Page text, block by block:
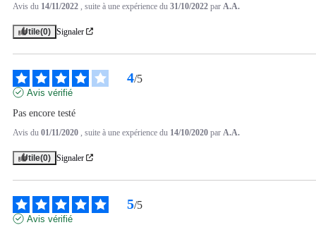
Avis du 14/11/2022 , suite à une expérience du 31/10/2022 par A.A.
Utile(0) Signaler
4/5
Avis vérifié
Pas encore testé
Avis du 01/11/2020 , suite à une expérience du 14/10/2020 par A.A.
Utile(0) Signaler
5/5
Avis vérifié